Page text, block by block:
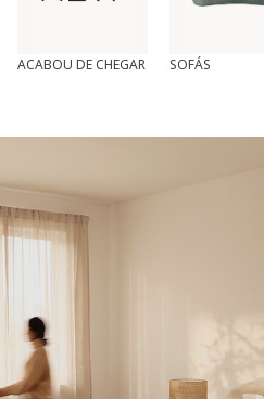
ACABOU DE CHEGAR SOFÁS